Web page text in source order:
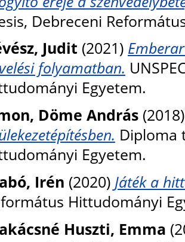
Debreceni
Judit (2021)
folyamatban.
Egyetem.
Döme András
Diploma
Egyetem.
Irén (2020) Játék a
Hittudományi
Huszti, Emma